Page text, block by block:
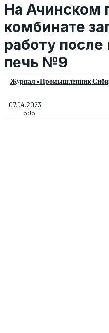
На Ачинском
комбинате
работу
печь №9
Журнал «Промышленник
07.04.2023
595